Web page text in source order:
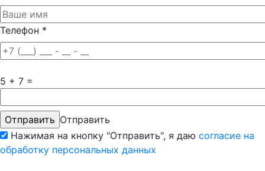
Телефон *
5 + 7 =
Отправить
Нажимая на кнопку "Отправить", я даю согласие на
обработку персональных данных